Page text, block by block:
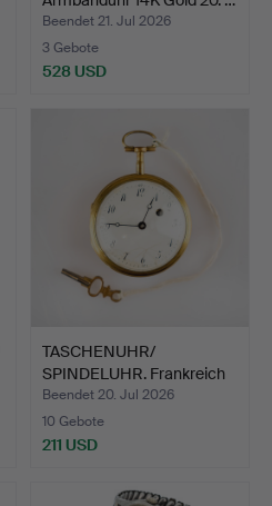
Beendet 21. Jul 2026
3 Gebote
528 USD
TASCHENUHR/
SPINDELUHR. Frankreich
18.-19.…
Beendet 20. Jul 2026
10 Gebote
211 USD